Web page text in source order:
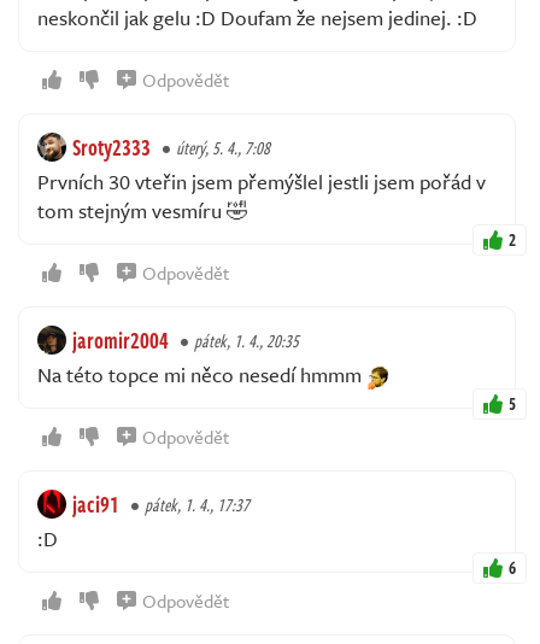
neskončil jak gelu :D Doufam že nejsem jedinej. :D
Odpovědět
Sroty2333 úterý, 5. 4., 7:08
Prvních 30 vteřin jsem přemýšlel jestli jsem pořád v
tom stejným vesmíru 🤣
2
Odpovědět
jaromir2004 pátek, 1. 4., 20:35
Na této topce mi něco nesedí hmmm
5
Odpovědět
jaci91 pátek, 1. 4., 17:37
:D
6
Odpovědět